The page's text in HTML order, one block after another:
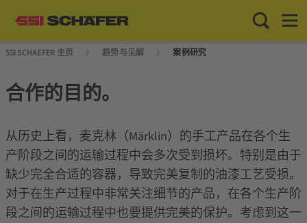
Toggle
SSI SCHAEFER 主页 趋势与见解 案例研究
合作的目的。
从历史上看，麦克林（Märklin）的手工产品在各个生
产阶段之间的运输过程中会多次受到损坏。特别是由于
缺少完全合适的容器，导致完美复制的油漆工艺受损。
对于在生产过程中非常关注细节的产品，在各个生产阶
段之间的运输过程中也要提供完美的保护。考虑到这一